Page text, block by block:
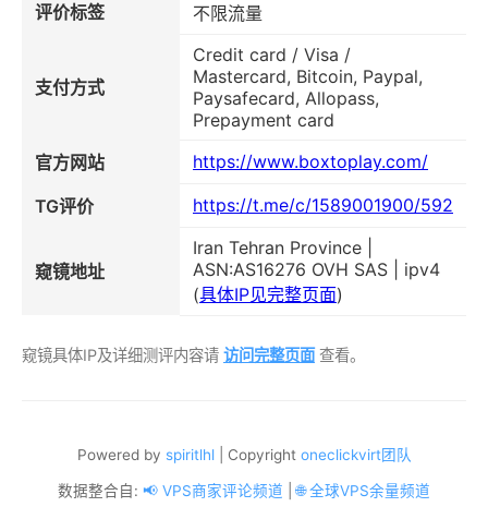
评价标签 不限流量
支付方式
Credit card / Visa /
Mastercard, Bitcoin, Paypal,
Paysafecard, Allopass,
Prepayment card
官方网站
https://www.boxtoplay.com/
TG评价 https://t.me/c/1589001900/592
窥镜地址
Iran Tehran Province |
ASN:AS16276 OVH SAS | ipv4
(具体IP见完整页面)
窥镜具体IP及详细测评内容请 访问完整页面查看。
Powered by spiritlhl| Copyright oneclickvirt团队
数据整合自: 📢 VPS商家评论频道 |🌐 全球VPS余量频道